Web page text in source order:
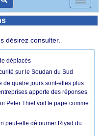
désirez consulter.
déplacés
sur le Soudan du Sud
de quatre jours sont-elles plus
apporte des réponses
Peter Thiel voit le pape comme
peut-elle détourner Riyad du